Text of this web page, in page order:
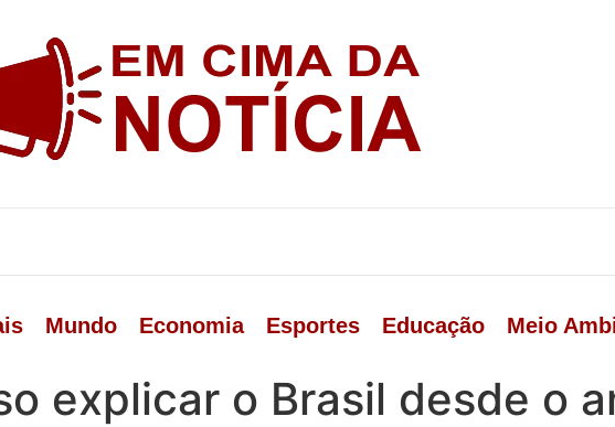
Mundo Economia Esportes Educação Meio
explicar o Brasil desde o